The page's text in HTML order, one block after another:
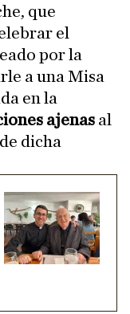
que
el
por la
a una Misa
en la
ajenas al
dicha